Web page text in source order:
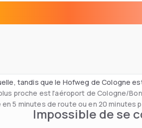
telles que les visites touristiques,
dans les environs de l'hôtel, en
tandis que le Hofweg de Cologne
proche est l'aéroport de Cologne/
5 minutes de route ou en 20 minutes
Impossible de se